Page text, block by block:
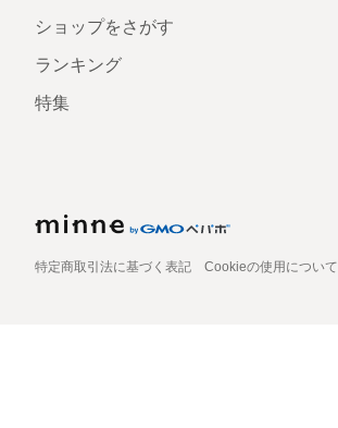
ショップをさがす
ランキング
特集
特定商取引法に基づく表記 Cookieの使用について